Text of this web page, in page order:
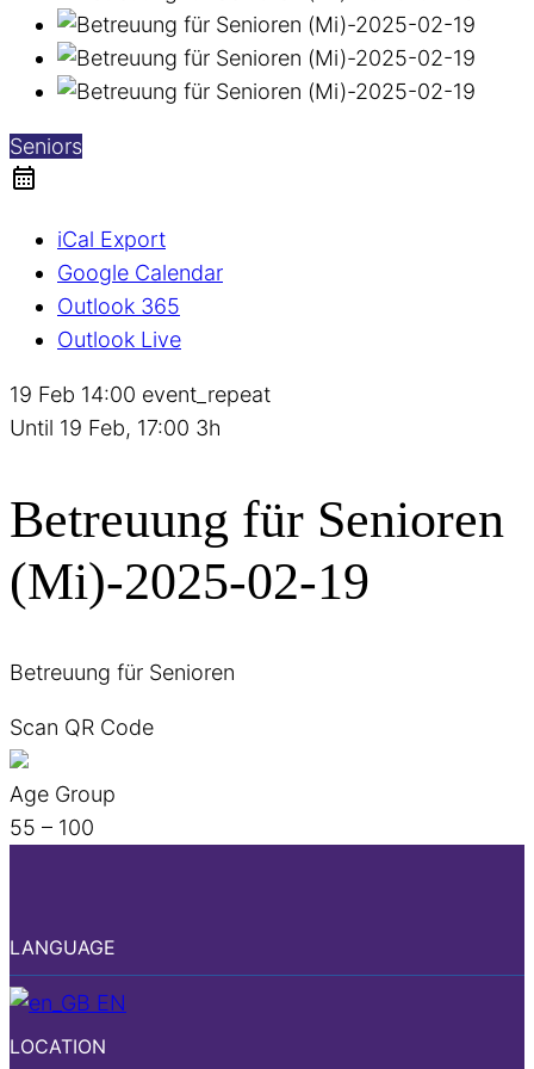
Seniors
iCal Export
Google Calendar
Outlook 365
Outlook Live
19 Feb 14:00 event_repeat
Until 19 Feb, 17:00 3h
Betreuung für Senioren
(Mi)-2025-02-19
Betreuung für Senioren
Scan QR Code
Age Group
55 – 100
LANGUAGE
EN
LOCATION